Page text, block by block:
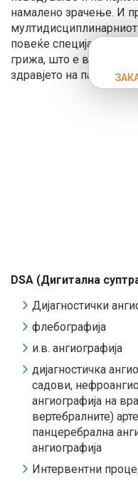
намалено зрачење. И
повеќе специјалности
грижа, што е
здравјето на
DSA (Дигитална
Дијагностички
флебографија
и.в. ангиографија
дијагностичка
садови,
ангиографија на
вертебралните)
панцеребрална
ангиографија
Интервентни